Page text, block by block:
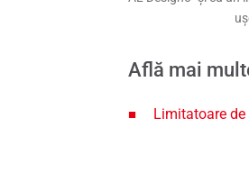
Află mai
Limitatoare de